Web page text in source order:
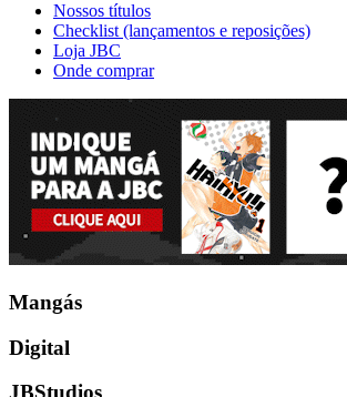
Nossos títulos
Checklist (lançamentos e reposições)
Loja JBC
Onde comprar
Mangás
Digital